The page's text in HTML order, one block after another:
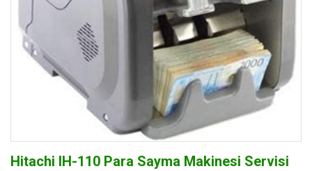
Hitachi IH-110 Para Sayma Makinesi Servisi